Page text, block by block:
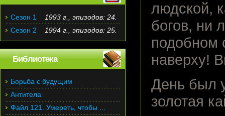
людской,
богов, ни
подобном
наверху!
День был
золотая
Сезон 1
1993 г., эпизодов: 24.
Сезон 2
1994 г., эпизодов: 25.
Библиотека
Борьба с будущим
Антитела
Файл 121. Умереть, чтобы ...